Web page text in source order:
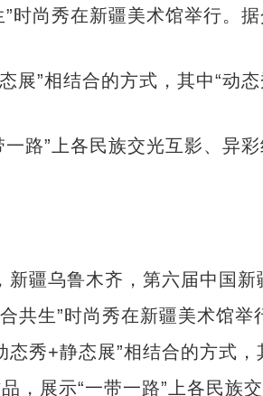
”时尚秀在新疆美术馆举行。
展”相结合的方式，其中“动
一路”上各民族交光互影、异